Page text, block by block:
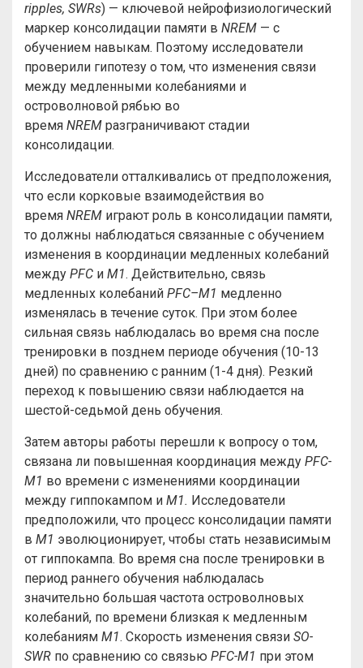
ripples, SWRs) — ключевой нейрофизиологический
маркер консолидации памяти в NREM — с
обучением навыкам. Поэтому исследователи
проверили гипотезу о том, что изменения связи
между медленными колебаниями и
островолновой рябью во
время NREM разграничивают стадии
консолидации.
Исследователи отталкивались от предположения,
что если корковые взаимодействия во
время NREM играют роль в консолидации памяти,
то должны наблюдаться связанные с обучением
изменения в координации медленных колебаний
между PFC и M1. Действительно, связь
медленных колебаний PFC–M1 медленно
изменялась в течение суток. При этом более
сильная связь наблюдалась во время сна после
тренировки в позднем периоде обучения (10-13
дней) по сравнению с ранним (1-4 дня). Резкий
переход к повышению связи наблюдается на
шестой-седьмой день обучения.
Затем авторы работы перешли к вопросу о том,
связана ли повышенная координация между PFC-
M1 во времени с изменениями координации
между гиппокампом и M1. Исследователи
предположили, что процесс консолидации памяти
в М1 эволюционирует, чтобы стать независимым
от гиппокампа. Во время сна после тренировки в
период раннего обучения наблюдалась
значительно большая частота островолновых
колебаний, по времени близкая к медленным
колебаниям М1. Скорость изменения связи SO-
SWR по сравнению со связью PFC-M1 при этом